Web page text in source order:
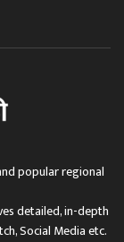
popular regional
detailed, in-depth
Social Media etc.